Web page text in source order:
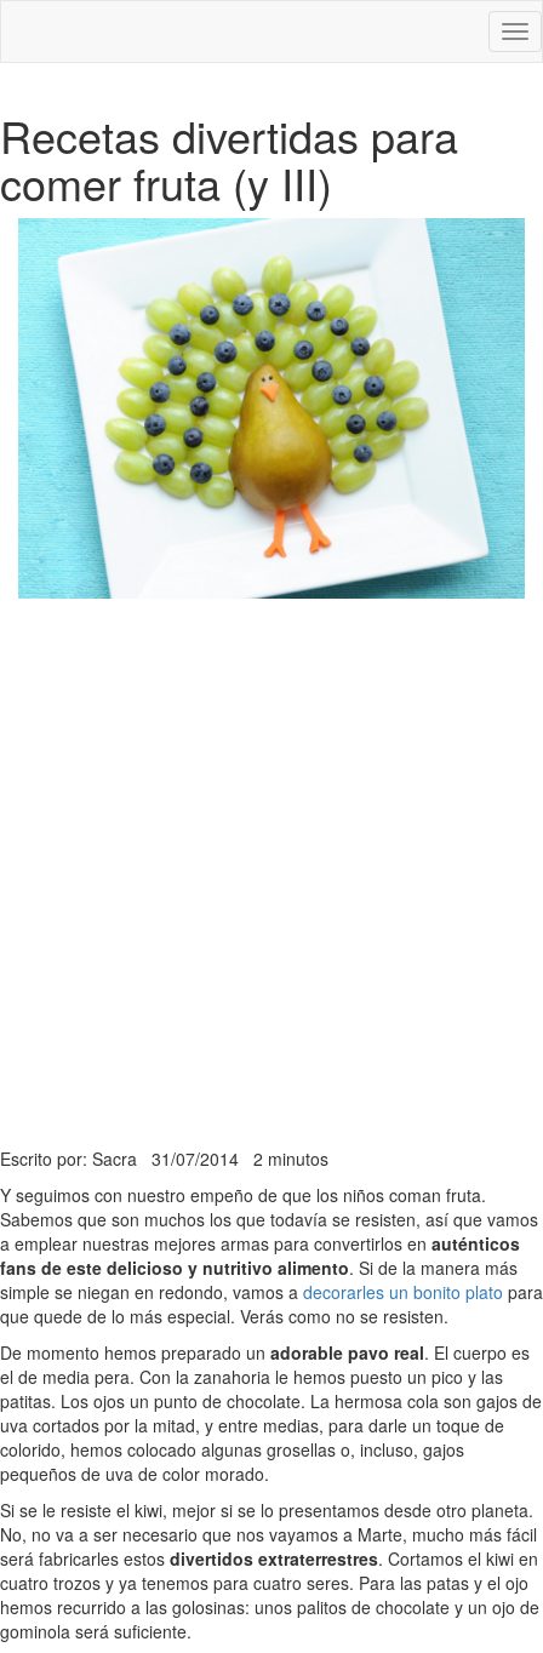
Recetas divertidas para
comer fruta (y III)
Escrito por: Sacra 31/07/2014 2 minutos
Y seguimos con nuestro empeño de que los niños coman fruta.
Sabemos que son muchos los que todavía se resisten, así que vamos
a emplear nuestras mejores armas para convertirlos en auténticos
fans de este delicioso y nutritivo alimento. Si de la manera más
simple se niegan en redondo, vamos a decorarles un bonito plato para
que quede de lo más especial. Verás como no se resisten.
De momento hemos preparado un adorable pavo real. El cuerpo es
el de media pera. Con la zanahoria le hemos puesto un pico y las
patitas. Los ojos un punto de chocolate. La hermosa cola son gajos de
uva cortados por la mitad, y entre medias, para darle un toque de
colorido, hemos colocado algunas grosellas o, incluso, gajos
pequeños de uva de color morado.
Si se le resiste el kiwi, mejor si se lo presentamos desde otro planeta.
No, no va a ser necesario que nos vayamos a Marte, mucho más fácil
será fabricarles estos divertidos extraterrestres. Cortamos el kiwi en
cuatro trozos y ya tenemos para cuatro seres. Para las patas y el ojo
hemos recurrido a las golosinas: unos palitos de chocolate y un ojo de
gominola será suficiente.